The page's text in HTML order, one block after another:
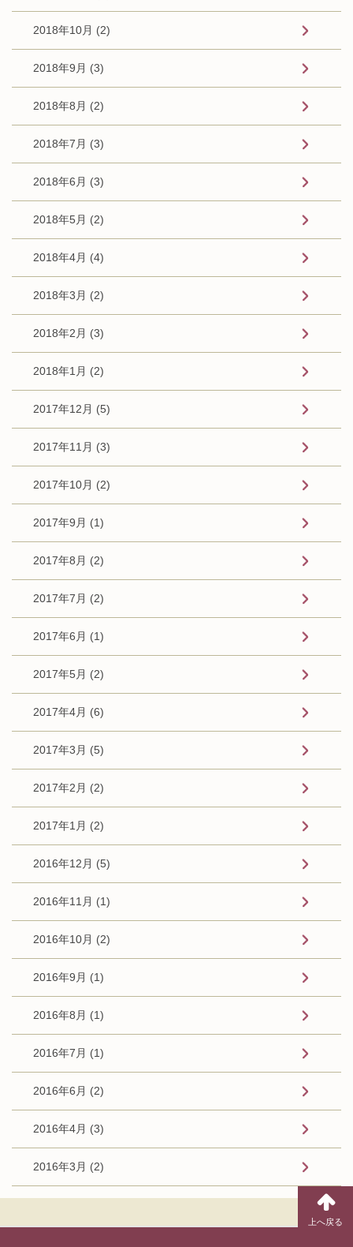
2018年10月 (2)
2018年9月 (3)
2018年8月 (2)
2018年7月 (3)
2018年6月 (3)
2018年5月 (2)
2018年4月 (4)
2018年3月 (2)
2018年2月 (3)
2018年1月 (2)
2017年12月 (5)
2017年11月 (3)
2017年10月 (2)
2017年9月 (1)
2017年8月 (2)
2017年7月 (2)
2017年6月 (1)
2017年5月 (2)
2017年4月 (6)
2017年3月 (5)
2017年2月 (2)
2017年1月 (2)
2016年12月 (5)
2016年11月 (1)
2016年10月 (2)
2016年9月 (1)
2016年8月 (1)
2016年7月 (1)
2016年6月 (2)
2016年4月 (3)
2016年3月 (2)